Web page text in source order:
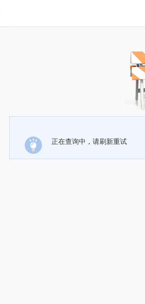
正在查询中，请刷新重试